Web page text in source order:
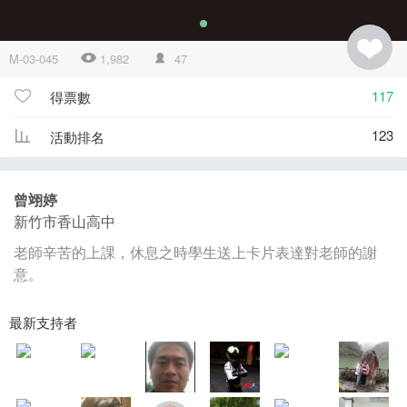
M-03-045 1,982 47
得票數 117
活動排名 123
曾翊婷
新竹市香山高中
老師辛苦的上課，休息之時學生送上卡片表達對老師的謝
意。
最新支持者